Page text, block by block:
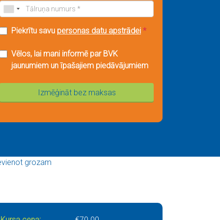
Piekrītu savu personas datu apstrādei *
Vēlos, lai mani informē par BVK
jaunumiem un īpašajiem piedāvājumiem
Izmēģināt bez maksas
grozam